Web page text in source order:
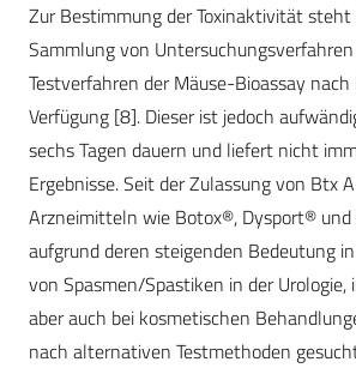
Zur Bestimmung der Toxinaktivität
Sammlung von
Testverfahren der Mäuse-Bioassay
Verfügung [8]. Dieser ist jedoch
sechs Tagen dauern und liefert nicht
Ergebnisse. Seit der Zulassung von Btx
Arzneimitteln wie Botox®, Dysport®
aufgrund deren steigenden Bedeutung
von Spasmen/Spastiken in der Urologie,
aber auch bei kosmetischen
nach alternativen Testmethoden